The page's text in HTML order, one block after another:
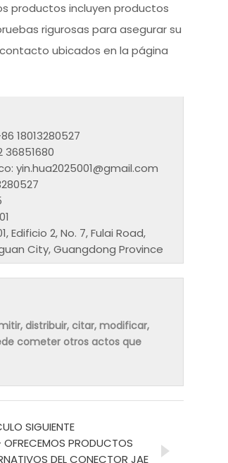
productos incluyen productos
rigurosas para asegurar su
ubicados en la página
18013280527
36851680
yin.hua2025001@gmail.com
Edificio 2, No. 7, Fulai Road,
City, Guangdong Province
distribuir, citar, modificar,
cometer otros actos que
SIGUIENTE
PRODUCTOS
DEL CONECTOR JAE